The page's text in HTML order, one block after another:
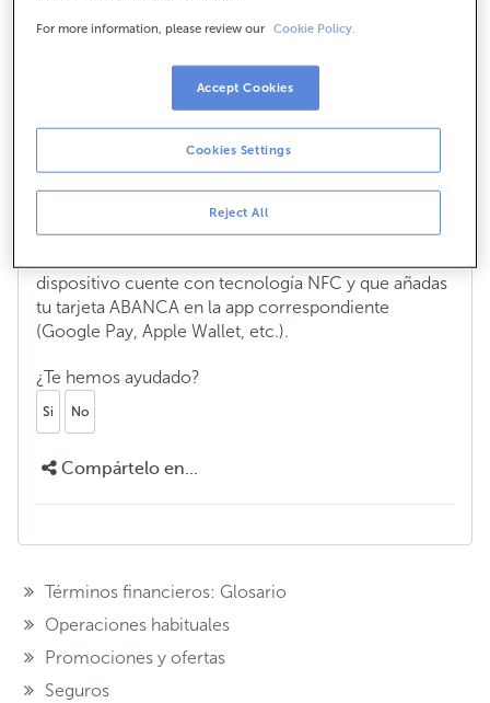
ElNFC(Near Field Communication) es una
permite la conexión entre dos dispositivos al emitir y
recibir señales de forma simultánea.
Esta tecnología es la que utilizan servicios como
Google Pay, Samsung Pay o Apple Pay
usarla con tus tarjetasABANCApara pagar
directamente en comercios con tu teléfono móvil.
dispositivo cuente con tecnología NFC y que añadas
tu tarjeta ABANCA en la app correspondiente
(Google Pay, Apple Wallet, etc.).
¿Te hemos ayudado?
Si No
Compártelo en...
Términos financieros: Glosario
Operaciones habituales
Promociones y ofertas
Seguros
For more information, please review our Cookie Policy.
Reject All
Cookies Settings
Accept Cookies